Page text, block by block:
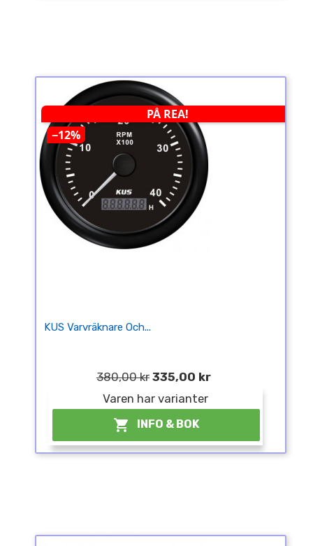
PÅ REA!
−12%
KUS Varvräknare Och...
380,00 kr 335,00 kr
Varen har varianter
¤
 INFO & BOK